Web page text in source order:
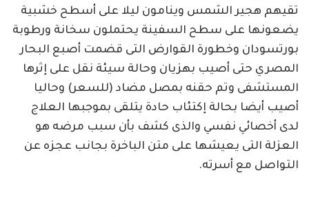
تقيهم هجير الشمس وينامون ليلا على أسطح خشبية
يضعونها على سطح السفينة يحتملون سخانة ورطوبة
بورتسودان وخطورة القوارض التى قضمت أصبع البحار
المصري حتى أصيب بهزيان وحالة سيئة نقل على إثرها
المستشفى وتم حقنه بمصل مضاد (للسعر) وحاليا
أصيب أيضا بحالة إكتئاب حادة يتلقى بموجبها العلاج
لدى أخصائي نفسي والذى كشف بأن سبب مرضه هو
العزلة التى يعيشها على متن الباخرة بجانب عجزه عن
التواصل مع أسرته.